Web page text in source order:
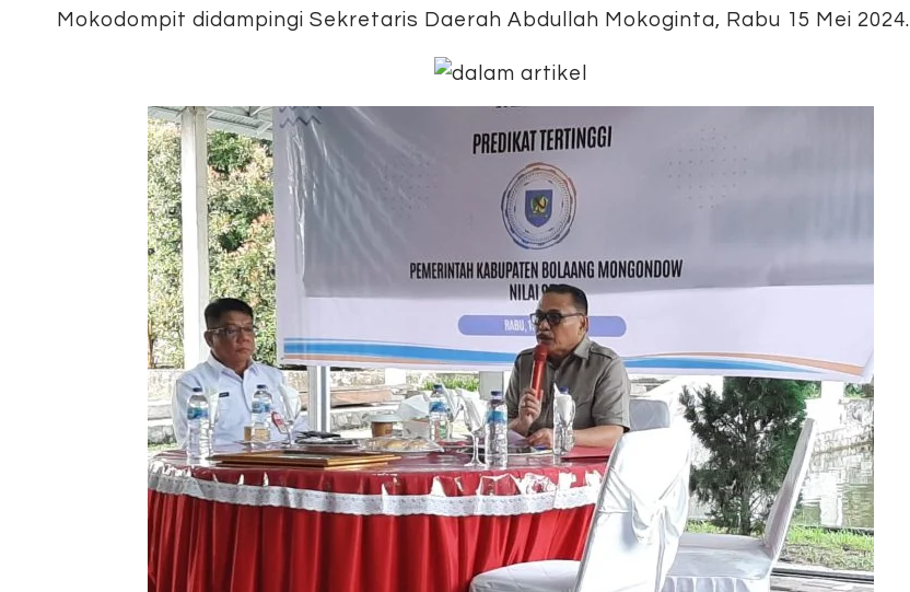
Mokodompit didampingi Sekretaris Daerah Abdullah Mokoginta, Rabu 15 Mei 2024.